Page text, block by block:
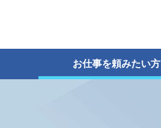
お仕事を頼みたい方